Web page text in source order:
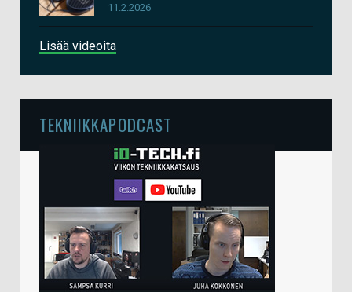
11.2.2026
Lisää videoita
TEKNIIKKAPODCAST